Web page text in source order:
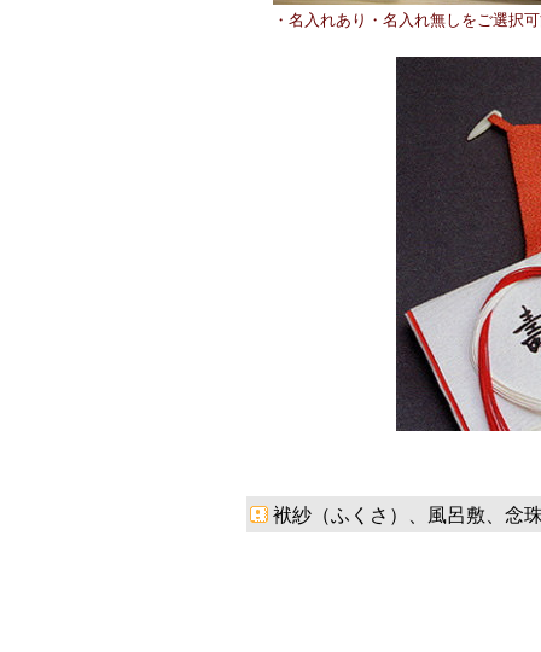
・名入れあり・名入れ無しをご選択
袱紗（ふくさ）、風呂敷、念